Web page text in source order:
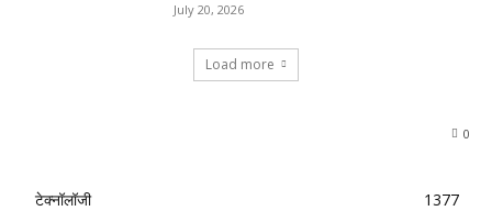
July 20, 2026
Load more
0
टेक्नॉलॉजी
1377